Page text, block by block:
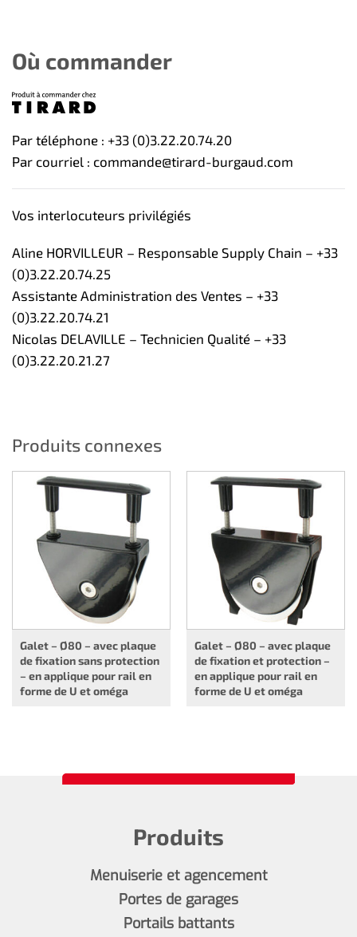
Où commander
Par téléphone : +33 (0)3.22.20.74.20
Par courriel : commande@tirard-burgaud.com
Vos interlocuteurs privilégiés
Aline HORVILLEUR – Responsable Supply Chain – +33
(0)3.22.20.74.25
Assistante Administration des Ventes – +33
(0)3.22.20.74.21
Nicolas DELAVILLE – Technicien Qualité – +33
(0)3.22.20.21.27
Produits connexes
Galet – Ø80 – avec plaque
de fixation sans protection
– en applique pour rail en
forme de U et oméga
Galet – Ø80 – avec plaque
de fixation et protection –
en applique pour rail en
forme de U et oméga
Produits
Menuiserie et agencement
Portes de garages
Portails battants